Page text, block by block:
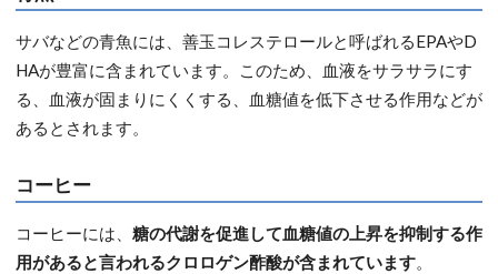
サバなどの青魚には、善玉コレステロールと呼ばれるEPAやD
HAが豊富に含まれています。このため、血液をサラサラにす
る、血液が固まりにくくする、血糖値を低下させる作用などが
あるとされます。
コーヒー
コーヒーには、 糖の代謝を促進して血糖値の上昇を抑制する作
用があると言われるクロロゲン酢酸が含まれています。